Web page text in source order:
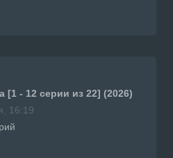
[1 - 12 серии из 22] (2026)
16:19